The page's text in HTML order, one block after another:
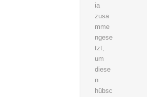
ia
zusa
mme
ngese
tzt,
um
diese
n
hübsc